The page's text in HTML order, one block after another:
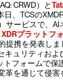
CRWD）と
日、TCSの
サービスで、AI
プラットフ
提携を発表し
キュリティおよ
トフォームで保
革を通じて侵害